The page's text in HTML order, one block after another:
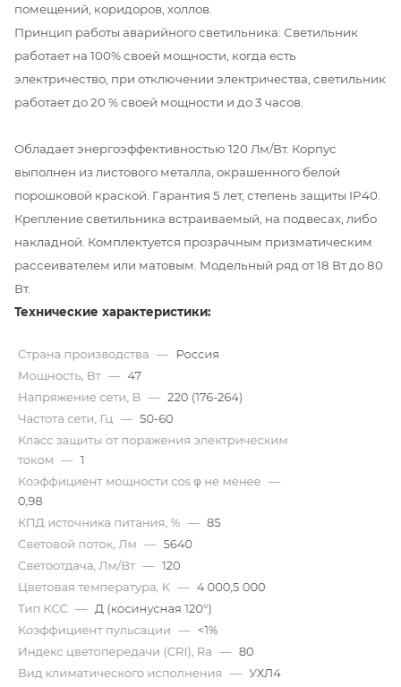
помещений, коридоров, холлов.
Принцип работы аварийного светильника: Светильник
работает на 100% своей мощности, когда есть
электричество, при отключении электричества, светильник
работает до 20 % своей мощности и до 3 часов.
Обладает энергоэффективностью 120 Лм/Вт. Корпус
выполнен из листового металла, окрашенного белой
порошковой краской. Гарантия 5 лет, степень защиты IP40.
Крепление светильника встраиваемый, на подвесах, либо
накладной. Комплектуется прозрачным призматическим
рассеивателем или матовым. Модельный ряд от 18 Вт до 80
Вт.
Технические характеристики: